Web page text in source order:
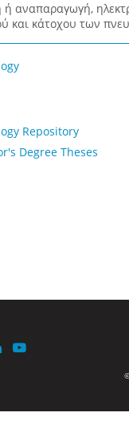
αναπαραγωγή,
και κάτοχου των
Repository
Degree Theses